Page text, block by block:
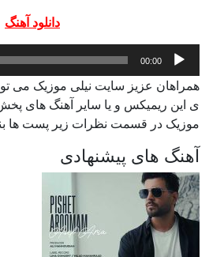
دانلود آهنگ
پخش‌کننده
صوت
00:00
همراهان عزیز سایت نیلی موزیک می
ی این ریمیکس و یا سایر آهنگ های
موزیک در قسمت نظرات زیر پست ها
آهنگ های پیشنهادی